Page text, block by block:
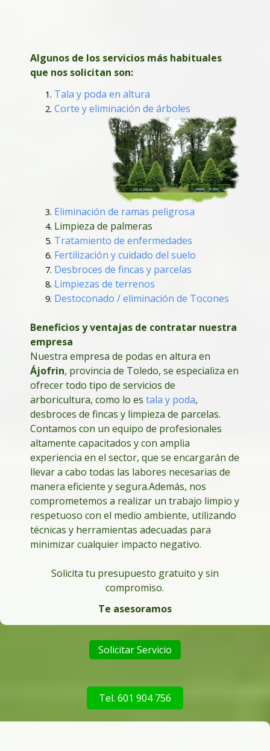
Algunos de los servicios más habituales
que nos solicitan son:
Tala y poda en altura
Corte y eliminación de árboles
Eliminación de ramas peligrosa
Limpieza de palmeras
Tratamiento de enfermedades
Fertilización y cuidado del suelo
Desbroces de fincas y parcelas
Limpiezas de terrenos
Destoconado / eliminación de Tocones
Beneficios y ventajas de contratar nuestra
empresa
Nuestra empresa de podas en altura en
Ájofrin, provincia de Toledo, se especializa en
ofrecer todo tipo de servicios de
arboricultura, como lo es tala y poda,
desbroces de fincas y limpieza de parcelas.
Contamos con un equipo de profesionales
altamente capacitados y con amplia
experiencia en el sector, que se encargarán de
llevar a cabo todas las labores necesarias de
manera eficiente y segura.Además, nos
comprometemos a realizar un trabajo limpio y
respetuoso con el medio ambiente, utilizando
técnicas y herramientas adecuadas para
minimizar cualquier impacto negativo.
Solicita tu presupuesto gratuito y sin
compromiso.
Te asesoramos
Solicitar Servicio
Tel. 601 904 756